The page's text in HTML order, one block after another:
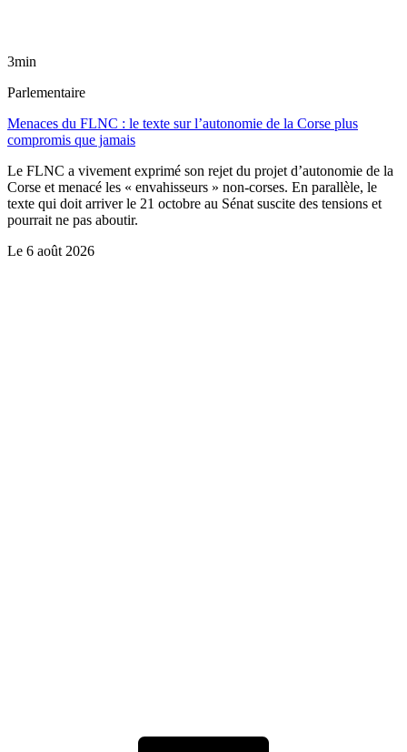
3min
Parlementaire
Menaces du FLNC : le texte sur l’autonomie de la Corse plus
compromis que jamais
Le FLNC a vivement exprimé son rejet du projet d’autonomie de la
Corse et menacé les « envahisseurs » non-corses. En parallèle, le
texte qui doit arriver le 21 octobre au Sénat suscite des tensions et
pourrait ne pas aboutir.
Le 6 août 2026